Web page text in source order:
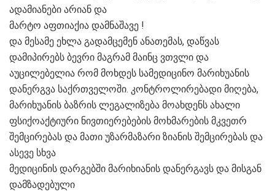
ადამიანები არიან და
მარტო აფთიაქია დამნაშავე !
და მესამე ეხლა გადამცემენ ანათემას, დაწვას
დამიპირებს ბევრი მაგრამ მაინც ვთვლი და
აუცილებელია რომ მოხდეს სამედიცინო მარიხუანის
დანერგვა საქრთველოში. კონტროლირებადი მიღება,
მარიხუანის ბაზრის ლეგალიზება მოახდენს ახალი
ფსიქოაქტიური ნივთიერებების მოხმარების მკვეთრ
შემცირებას და მათი უზარმაზარი ზიანის შემცირებას და
ასევე სხვა
მედიცინის დარგებში მარიხიანის დანერგავს და მისგან
დამზადებული